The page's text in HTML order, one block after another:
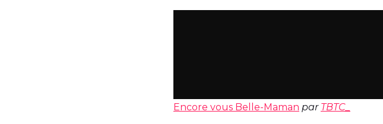
Encore vous Belle-Maman par TBTC_